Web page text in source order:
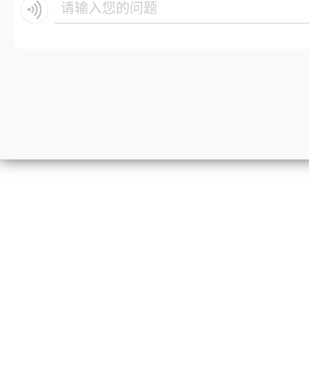
请输入您的问题